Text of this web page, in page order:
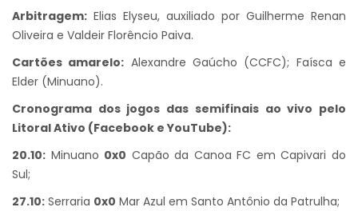
Arbitragem: Elias Elyseu, auxiliado por Guilherme Renan
Oliveira e Valdeir Florêncio Paiva.
Cartões amarelo: Alexandre Gaúcho (CCFC); Faísca e
Elder (Minuano).
Cronograma dos jogos das semifinais ao vivo pelo
Litoral Ativo (Facebook e YouTube):
20.10: Minuano 0x0 Capão da Canoa FC em Capivari do
Sul;
27.10: Serraria 0x0 Mar Azul em Santo Antônio da Patrulha;